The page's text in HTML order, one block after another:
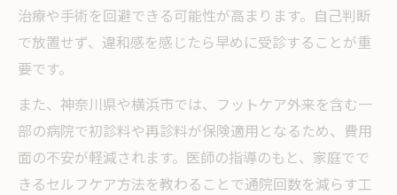
治療や手術を回避できる可能性が高まります。自己判断
で放置せず、違和感を感じたら早めに受診することが重
要です。
また、神奈川県や横浜市では、フットケア外来を含む一
部の病院で初診料や再診料が保険適用となるため、費用
面の不安が軽減されます。医師の指導のもと、家庭でで
きるセルフケア方法を教わることで通院回数を減らす工